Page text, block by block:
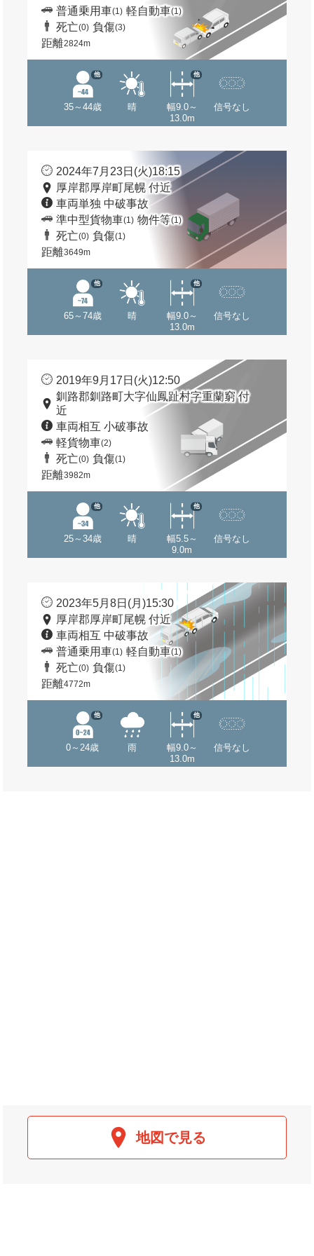
普通乗用車(1) 軽自動車(1)
死亡(0) 負傷(3)
距離2824m
35～44歳
他
晴
幅9.0～
13.0m
他
信号なし
2024年7月23日(火)18:15
厚岸郡厚岸町尾幌 付近
車両単独 中破事故
準中型貨物車(1) 物件等(1)
死亡(0) 負傷(1)
距離3649m
65～74歳
他
晴
幅9.0～
13.0m
他
信号なし
2019年9月17日(火)12:50
釧路郡釧路町大字仙鳳趾村字重蘭窮 付
近
車両相互 小破事故
軽貨物車(2)
死亡(0) 負傷(1)
距離3982m
25～34歳
他
晴
幅5.5～
9.0m
他
信号なし
2023年5月8日(月)15:30
厚岸郡厚岸町尾幌 付近
車両相互 中破事故
普通乗用車(1) 軽自動車(1)
死亡(0) 負傷(1)
距離4772m
0～24歳
他
雨
幅9.0～
13.0m
他
信号なし
地図で見る